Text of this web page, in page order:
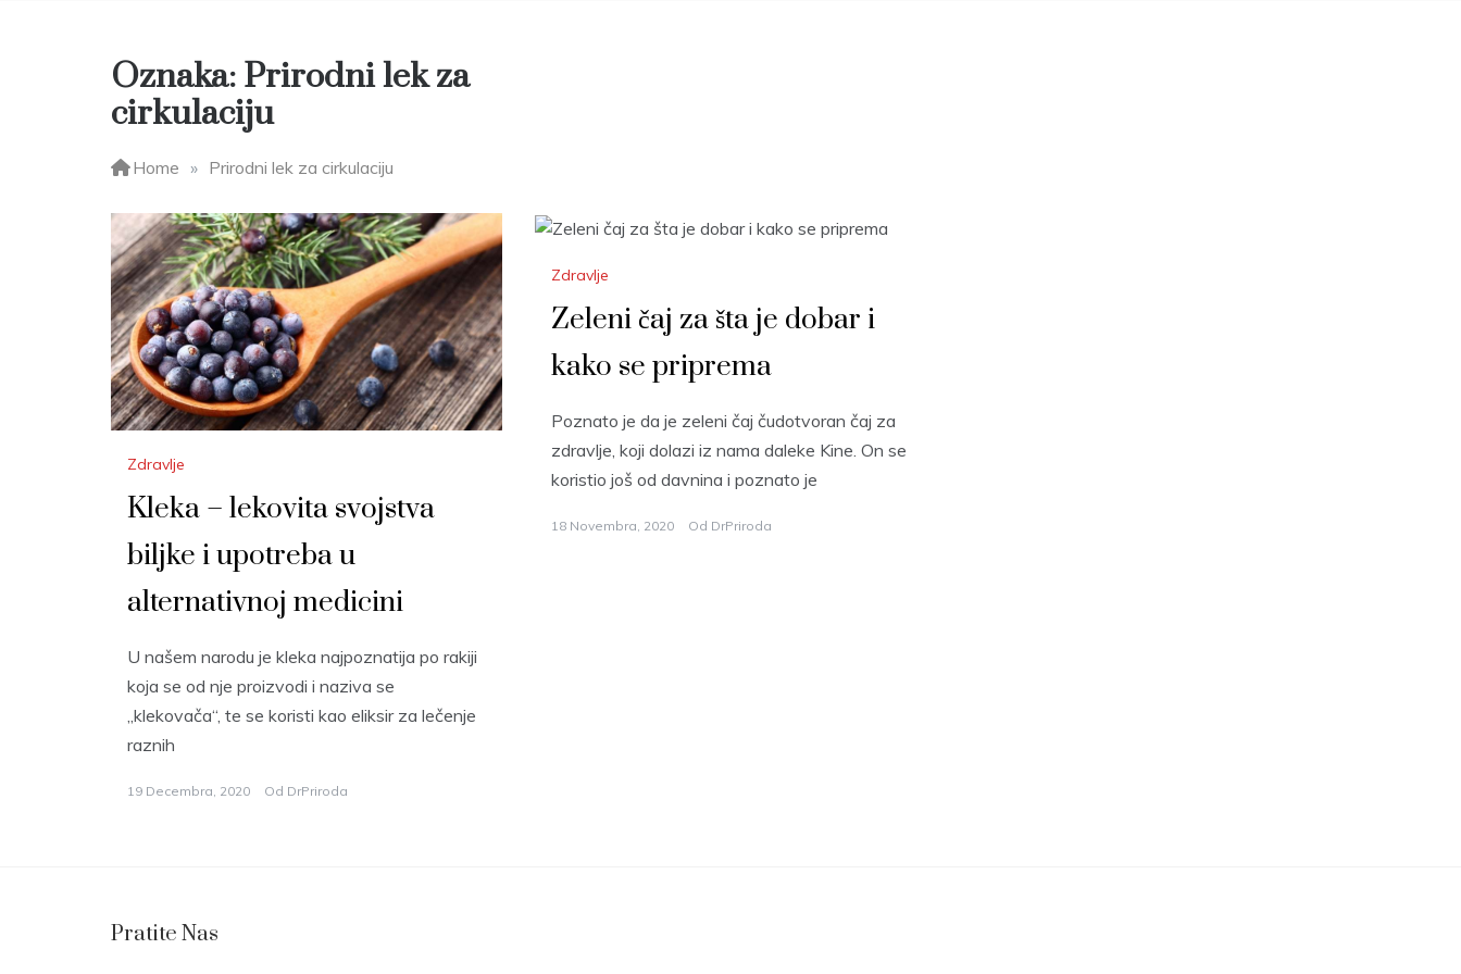
Oznaka: Prirodni lek za
cirkulaciju
Home » Prirodni lek za cirkulaciju
Zdravlje
Kleka – lekovita svojstva
biljke i upotreba u
alternativnoj medicini
U našem narodu je kleka najpoznatija po rakiji
koja se od nje proizvodi i naziva se
„klekovača“, te se koristi kao eliksir za lečenje
raznih
19 Decembra, 2020 Od DrPriroda
Zdravlje
Zeleni čaj za šta je dobar i
kako se priprema
Poznato je da je zeleni čaj čudotvoran čaj za
zdravlje, koji dolazi iz nama daleke Kine. On se
koristio još od davnina i poznato je
18 Novembra, 2020 Od DrPriroda
Pratite Nas